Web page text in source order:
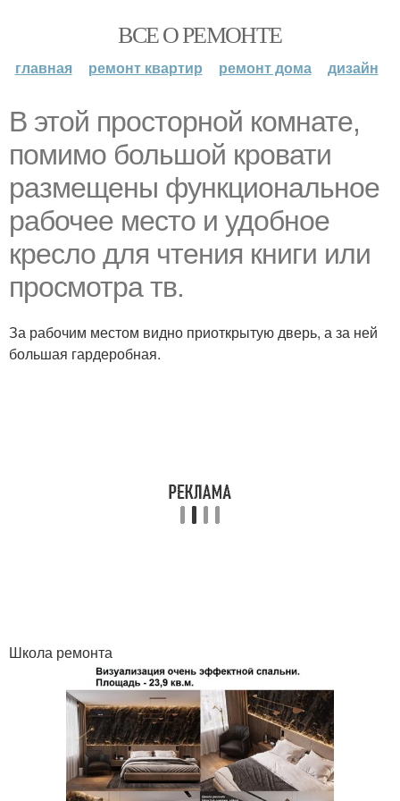
ВСЕ О РЕМОНТЕ
главная ремонт квартир ремонт дома дизайн
В этой просторной комнате,
помимо большой кровати
размещены функциональное
рабочее место и удобное
кресло для чтения книги или
просмотра тв.
За рабочим местом видно приоткрытую дверь, а за ней
большая гардеробная.
Школа ремонта